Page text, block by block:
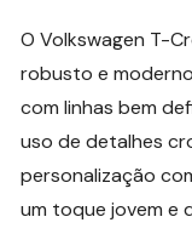
O Volkswagen T-
robusto e
com linhas bem
uso de detalhes
personalização
um toque jovem e